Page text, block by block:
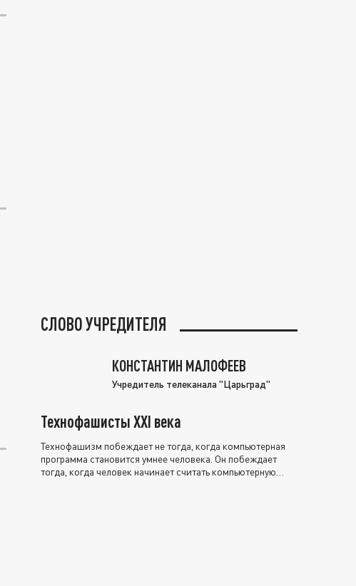
СЛОВО УЧРЕДИТЕЛЯ
КОНСТАНТИН МАЛОФЕЕВ
Учредитель телеканала "Царьград"
Технофашисты XXI века
Технофашизм побеждает не тогда, когда компьютерная
программа становится умнее человека. Он побеждает
тогда, когда человек начинает считать компьютерную